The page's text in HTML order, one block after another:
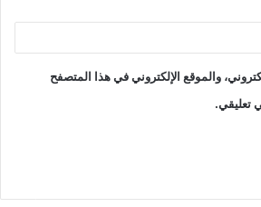
والموقع الإلكتروني في هذا المتصفح
تعليقي.